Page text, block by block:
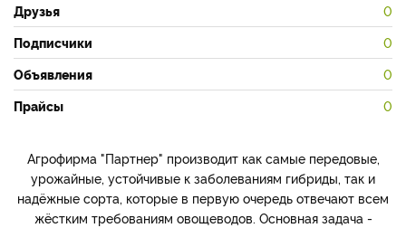
Друзья 0
Подписчики 0
Объявления 0
Прайсы 0
Агрофирма "Партнер" производит как самые передовые,
урожайные, устойчивые к заболеваниям гибриды, так и
надёжные сорта, которые в первую очередь отвечают всем
жёстким требованиям овощеводов. Основная задача -